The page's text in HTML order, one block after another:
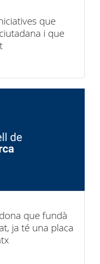
que
i que
que fundà
ja té una placa